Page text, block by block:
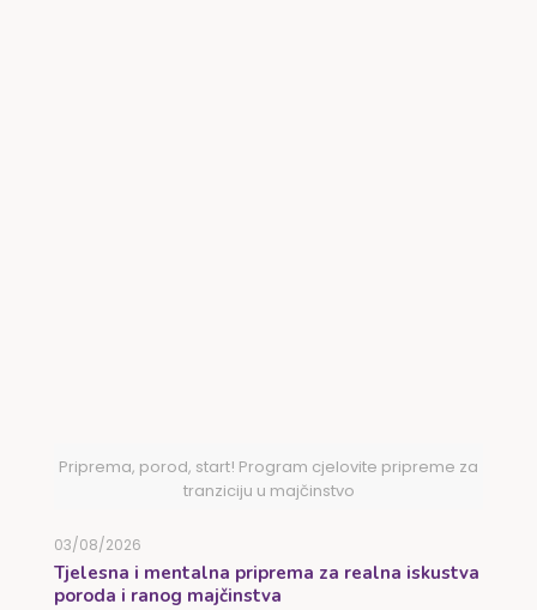
Priprema, porod, start! Program cjelovite pripreme za
tranziciju u majčinstvo
03/08/2026
Tjelesna i mentalna priprema za realna iskustva
poroda i ranog majčinstva